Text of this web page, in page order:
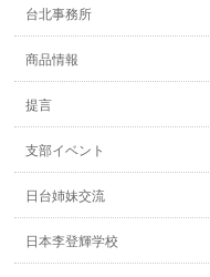
台北事務所
商品情報
提言
支部イベント
日台姉妹交流
日本李登輝学校